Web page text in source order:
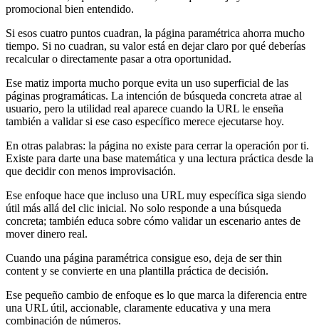
promocional bien entendido.
Si esos cuatro puntos cuadran, la página paramétrica ahorra mucho
tiempo. Si no cuadran, su valor está en dejar claro por qué deberías
recalcular o directamente pasar a otra oportunidad.
Ese matiz importa mucho porque evita un uso superficial de las
páginas programáticas. La intención de búsqueda concreta atrae al
usuario, pero la utilidad real aparece cuando la URL le enseña
también a validar si ese caso específico merece ejecutarse hoy.
En otras palabras: la página no existe para cerrar la operación por ti.
Existe para darte una base matemática y una lectura práctica desde la
que decidir con menos improvisación.
Ese enfoque hace que incluso una URL muy específica siga siendo
útil más allá del clic inicial. No solo responde a una búsqueda
concreta; también educa sobre cómo validar un escenario antes de
mover dinero real.
Cuando una página paramétrica consigue eso, deja de ser thin
content y se convierte en una plantilla práctica de decisión.
Ese pequeño cambio de enfoque es lo que marca la diferencia entre
una URL útil, accionable, claramente educativa y una mera
combinación de números.